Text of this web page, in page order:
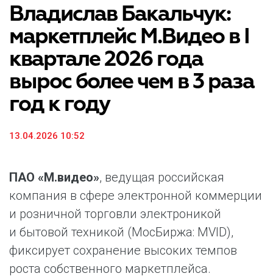
Владислав Бакальчук:
маркетплейс М.Видео в I
квартале 2026 года
вырос более чем в 3 раза
год к году
13.04.2026 10:52
ПАО «М.видео», ведущая российская
компания в сфере электронной коммерции
и розничной торговли электроникой
и бытовой техникой (МосБиржа: MVID),
фиксирует сохранение высоких темпов
роста собственного маркетплейса.